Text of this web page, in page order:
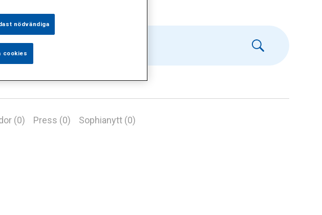
(0) Press (0) Sophianytt (0)
nödvändiga
cookies